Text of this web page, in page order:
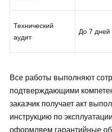
Технический
аудит
До 7 дней
Все работы выполняют
подтверждающими
заказчик получает акт
инструкцию по
оформляем гарантийные